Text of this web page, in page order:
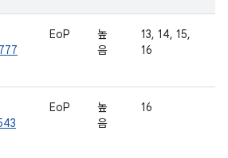
EoP
높
음
13, 14, 15,
16
EoP
높
음
16